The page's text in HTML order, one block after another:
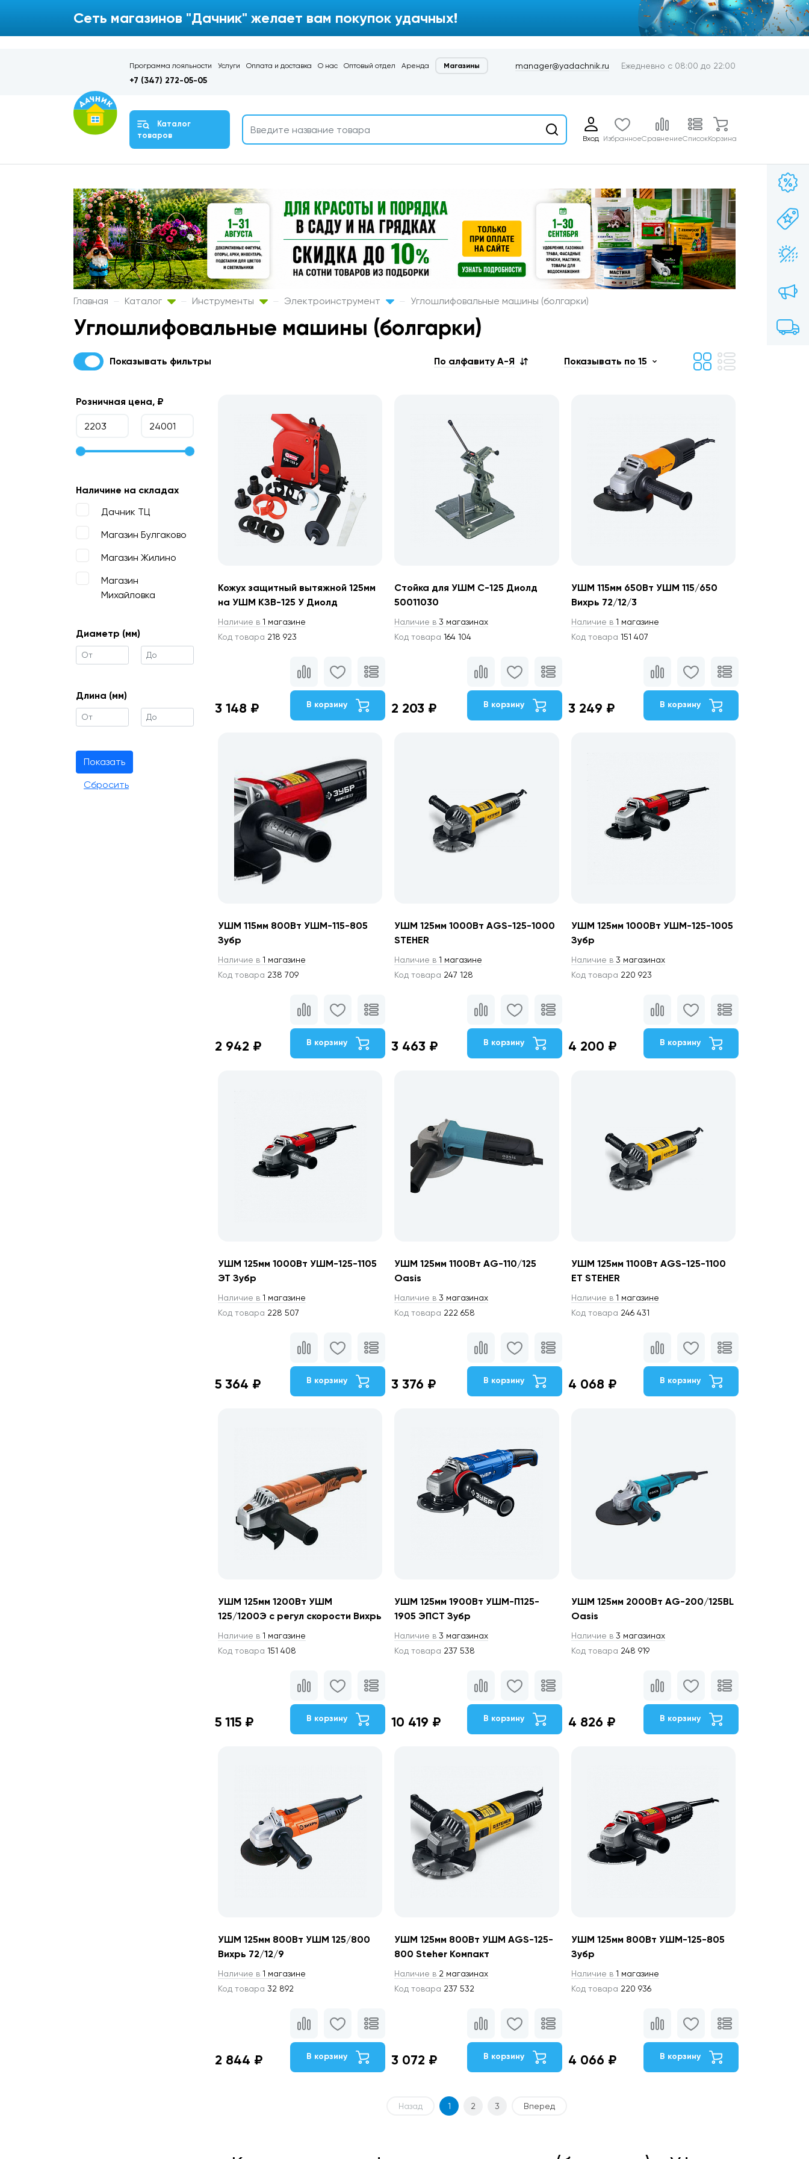
Сеть магазинов "Дачник" желает вам покупок удачных!
Программа лояльности Услуги Оплата и доставка О нас Оптовый отдел Аренда Магазины manager@yadachnik.ru Ежедневно с 08:00 до 22:00
+7 (347) 272-05-05
Каталог
товаров
Вход ИзбранноеСравнениеСписокКорзина
Главная Каталог Инструменты Электроинструмент Углошлифовальные машины (болгарки)
Углошлифовальные машины (болгарки)
Показывать фильтры По алфавиту А-Я Показывать по 15
Розничная цена, ₽
Наличине на складах
Дачник ТЦ
Магазин Булгаково
Магазин Жилино
Магазин
Михайловка
Диаметр (мм)
Длина (мм)
Кожух защитный вытяжной 125мм
на УШМ КЗВ-125 У Диолд
Наличие в 1 магазине
Код товара 218 923
3 148 ₽ В корзину
Стойка для УШМ С-125 Диолд
50011030
Наличие в 3 магазинах
Код товара 164 104
2 203 ₽ В корзину
УШМ 115мм 650Вт УШМ 115/650
Вихрь 72/12/3
Наличие в1 магазине
Код товара 151 407
3 249 ₽ В корзину
УШМ 115мм 800Вт УШМ-115-805
Зубр
Наличие в 1 магазине
Код товара 238 709
2 942 ₽ В корзину
УШМ 125мм 1000Вт AGS-125-1000
STEHER
Наличие в 1 магазине
Код товара 247 128
3 463 ₽ В корзину
УШМ 125мм 1000Вт УШМ-125-1005
Зубр
Наличие в3 магазинах
Код товара 220 923
4 200 ₽ В корзину
УШМ 125мм 1000Вт УШМ-125-1105
ЭТ Зубр
Наличие в 1 магазине
Код товара 228 507
5 364 ₽ В корзину
УШМ 125мм 1100Вт AG-110/125
Oasis
Наличие в 3 магазинах
Код товара 222 658
3 376 ₽ В корзину
УШМ 125мм 1100Вт AGS-125-1100
ET STEHER
Наличие в1 магазине
Код товара 246 431
4 068 ₽ В корзину
УШМ 125мм 1200Вт УШМ
125/1200Э с регул скорости Вихрь
Наличие в 1 магазине
Код товара 151 408
5 115 ₽ В корзину
УШМ 125мм 1900Вт УШМ-П125-
1905 ЭПСТ Зубр
Наличие в 3 магазинах
Код товара 237 538
10 419 ₽ В корзину
УШМ 125мм 2000Вт AG-200/125BL
Oasis
Наличие в3 магазинах
Код товара 248 919
4 826 ₽ В корзину
УШМ 125мм 800Вт УШМ 125/800
Вихрь 72/12/9
Наличие в 1 магазине
Код товара 32 892
2 844 ₽ В корзину
УШМ 125мм 800Вт УШМ AGS-125-
800 Steher Компакт
Наличие в 2 магазинах
Код товара 237 532
3 072 ₽ В корзину
УШМ 125мм 800Вт УШМ-125-805
Зубр
Наличие в1 магазине
Код товара 220 936
4 066 ₽ В корзину
Назад 1 2 3 Вперед